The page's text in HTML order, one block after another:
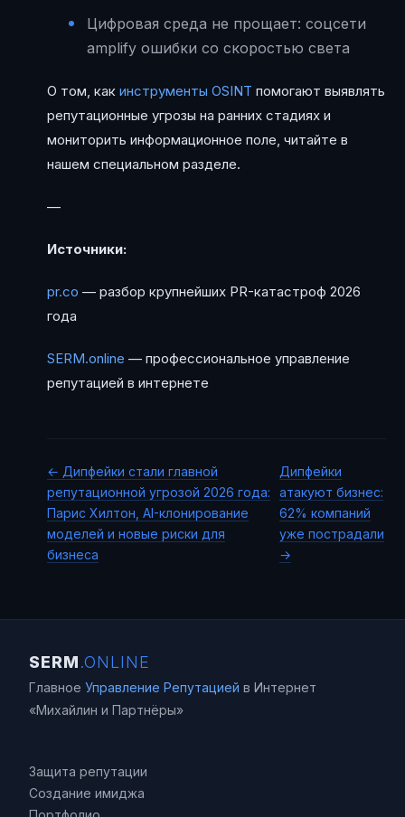
Цифровая среда не прощает: соцсети
amplify ошибки со скоростью света
О том, как инструменты OSINT помогают выявлять
репутационные угрозы на ранних стадиях и
мониторить информационное поле, читайте в
нашем специальном разделе.
—
Источники:
pr.co — разбор крупнейших PR-катастроф 2026
года
SERM.online — профессиональное управление
репутацией в интернете
← Дипфейки стали главной
репутационной угрозой 2026 года:
Париc Хилтон, AI-клонирование
моделей и новые риски для
бизнеса
Дипфейки
атакуют бизнес:
62% компаний
уже пострадали
→
SERM.ONLINE
Главное Управление Репутацией в Интернет
«Михайлин и Партнёры»
Защита репутации
Создание имиджа